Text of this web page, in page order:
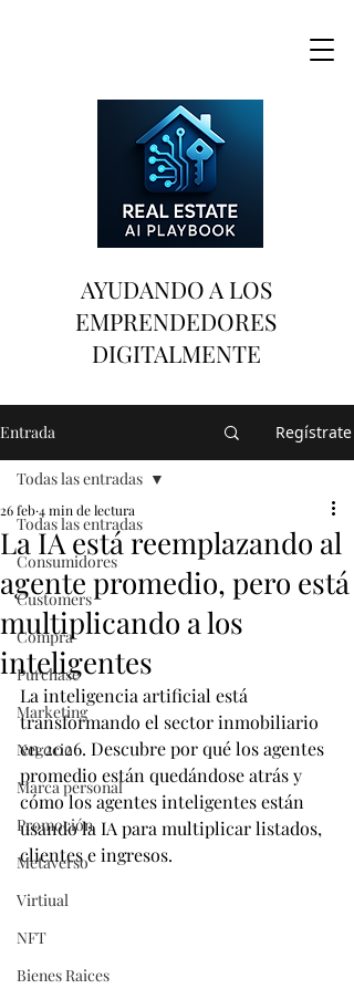
AYUDANDO A LOS
EMPRENDEDORES
DIGITALMENTE
Entrada Regístrate
Todas las entradas
Consumidores
Customers
Compra
Purchase
Marketing
Negocio
Marca personal
Promoción
Metaverso
Virtiual
NFT
Bienes Raices
Todas las entradas
La IA está reemplazando al
agente promedio, pero está
multiplicando a los
inteligentes
26 feb4 min de lectura
La inteligencia artificial está
transformando el sector inmobiliario
en 2026. Descubre por qué los agentes
promedio están quedándose atrás y
cómo los agentes inteligentes están
usando la IA para multiplicar listados,
clientes e ingresos.